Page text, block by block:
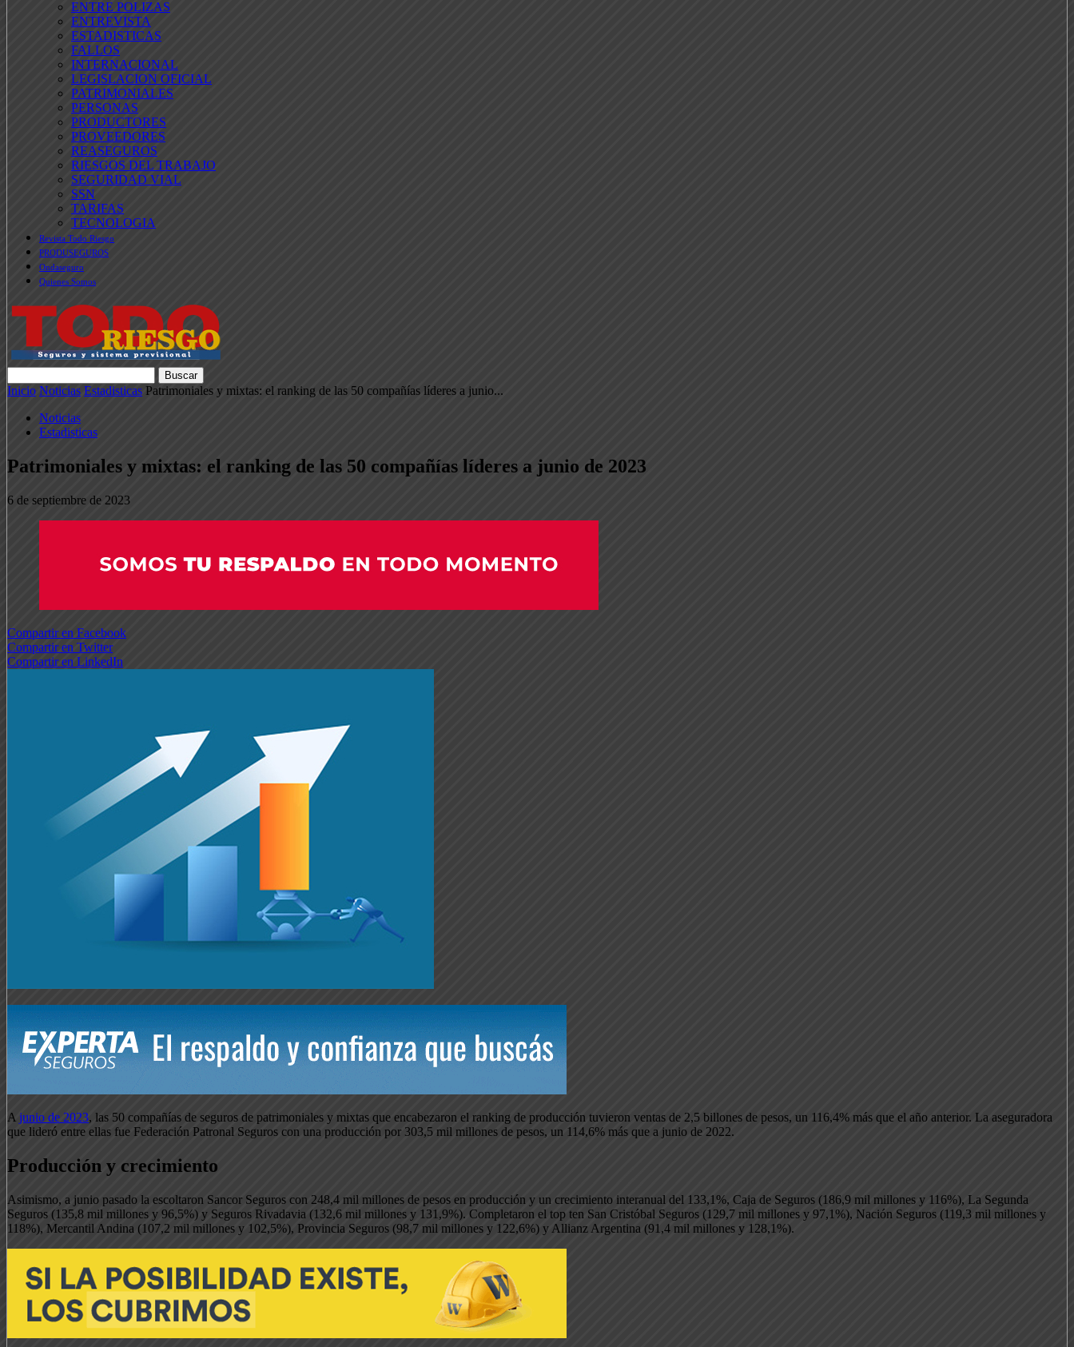
ENTRE POLIZAS
ENTREVISTA
ESTADISTICAS
FALLOS
INTERNACIONAL
LEGISLACION OFICIAL
PATRIMONIALES
PERSONAS
PRODUCTORES
PROVEEDORES
REASEGUROS
RIESGOS DEL TRABAJO
SEGURIDAD VIAL
SSN
TARIFAS
TECNOLOGIA
Revista Todo Riesgo
PRODUSEGUROS
Ondaseguro
Quienes Somos
Inicio Noticias Estadisticas Patrimoniales y mixtas: el ranking de las 50 compañías líderes a junio...
Noticias
Estadisticas
Patrimoniales y mixtas: el ranking de las 50 compañías líderes a junio de 2023
6 de septiembre de 2023
Compartir en Facebook
Compartir en Twitter
Compartir en LinkedIn
A junio de 2023, las 50 compañías de seguros de patrimoniales y mixtas que encabezaron el ranking de producción tuvieron ventas de 2,5 billones de pesos, un 116,4% más que el año anterior. La aseguradora
que lideró entre ellas fue Federación Patronal Seguros con una producción por 303,5 mil millones de pesos, un 114,6% más que a junio de 2022.
Producción y crecimiento
Asimismo, a junio pasado la escoltaron Sancor Seguros con 248,4 mil millones de pesos en producción y un crecimiento interanual del 133,1%, Caja de Seguros (186,9 mil millones y 116%), La Segunda
Seguros (135,8 mil millones y 96,5%) y Seguros Rivadavia (132,6 mil millones y 131,9%). Completaron el top ten San Cristóbal Seguros (129,7 mil millones y 97,1%), Nación Seguros (119,3 mil millones y
118%), Mercantil Andina (107,2 mil millones y 102,5%), Provincia Seguros (98,7 mil millones y 122,6%) y Allianz Argentina (91,4 mil millones y 128,1%).